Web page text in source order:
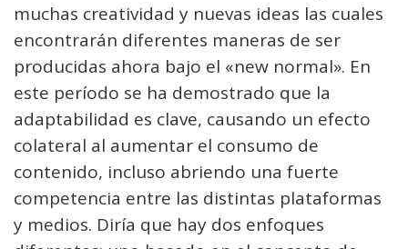
muchas creatividad y nuevas ideas las cuales
encontrarán diferentes maneras de ser
producidas ahora bajo el «new normal». En
este período se ha demostrado que la
adaptabilidad es clave, causando un efecto
colateral al aumentar el consumo de
contenido, incluso abriendo una fuerte
competencia entre las distintas plataformas
y medios. Diría que hay dos enfoques